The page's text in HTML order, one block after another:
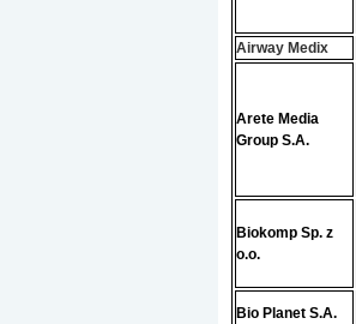
Airway Medix
Arete Media
Group S.A.
Biokomp Sp. z
o.o.
Bio Planet S.A.